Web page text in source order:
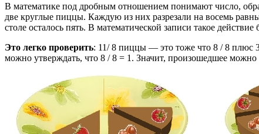
В математике под дробным отношением понимают число,
две круглые пиццы. Каждую из них разрезали на восемь
столе осталось пять. В математической записи такое действие
Это легко проверить: 11/ 8 пиццы — это тоже что 8 / 8 плюс 3
можно утверждать, что 8 / 8 = 1. Значит, произошедшее можно